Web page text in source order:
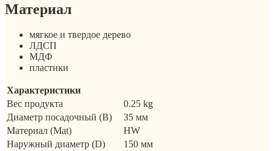
Материал
мягкое и твердое дерево
ЛДСП
МДФ
пластики
Характеристики
Вес продукта
0.25 kg
Диаметр посадочный (B)
35 мм
Материал (Mat)
HW
Наружный диаметр (D)
150 мм